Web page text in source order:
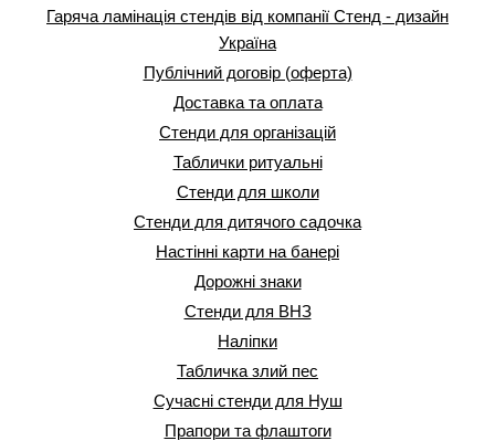
Гаряча ламінація стендів від компанії Стенд - дизайн
Україна
Публічний договір (оферта)
Доставка та оплата
Стенди для організацій
Таблички ритуальні
Стенди для школи
Стенди для дитячого садочка
Настінні карти на банері
Дорожні знаки
Стенди для ВНЗ
Наліпки
Табличка злий пес
Сучасні стенди для Нуш
Прапори та флаштоги